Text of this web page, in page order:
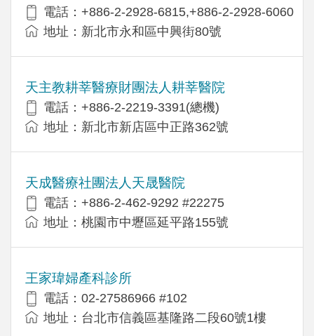
電話：+886-2-2928-6815,+886-2-2928-6060
地址：新北市永和區中興街80號
天主教耕莘醫療財團法人耕莘醫院
電話：+886-2-2219-3391(總機)
地址：新北市新店區中正路362號
天成醫療社團法人天晟醫院
電話：+886-2-462-9292 #22275
地址：桃園市中壢區延平路155號
王家瑋婦產科診所
電話：02-27586966 #102
地址：台北市信義區基隆路二段60號1樓